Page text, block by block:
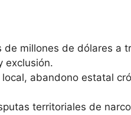
de millones de dólares a
exclusión.
abandono estatal
territoriales de